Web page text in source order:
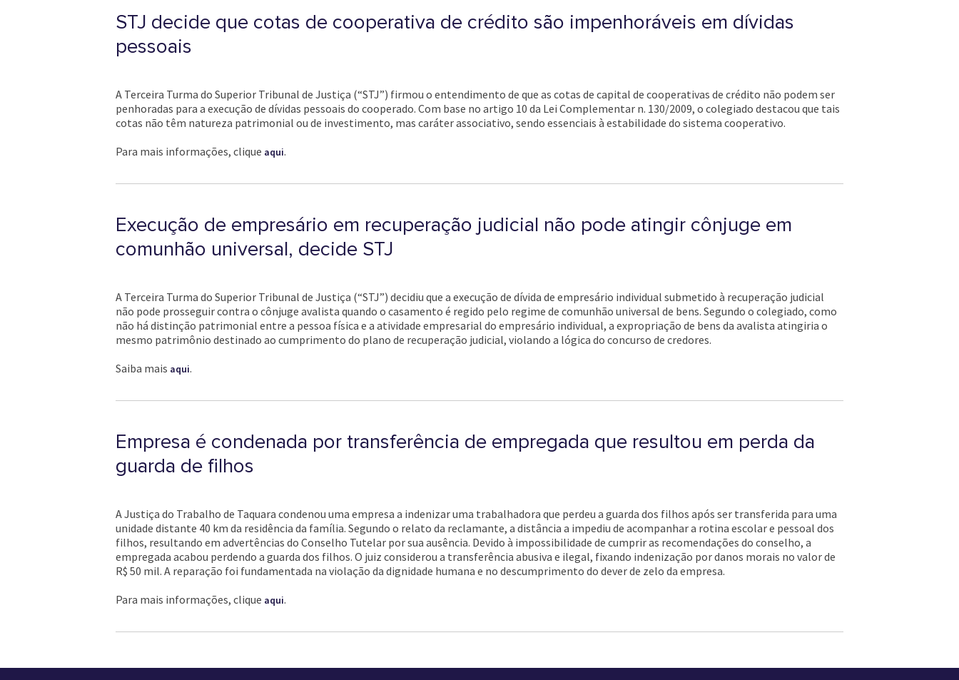
STJ decide que cotas de cooperativa de crédito são impenhoráveis em dívidas
pessoais
A Terceira Turma do Superior Tribunal de Justiça (“STJ”) firmou o entendimento de que as cotas de capital de cooperativas de crédito não podem ser
penhoradas para a execução de dívidas pessoais do cooperado. Com base no artigo 10 da Lei Complementar n. 130/2009, o colegiado destacou que tais
cotas não têm natureza patrimonial ou de investimento, mas caráter associativo, sendo essenciais à estabilidade do sistema cooperativo.
Para mais informações, clique aqui.
Execução de empresário em recuperação judicial não pode atingir cônjuge em
comunhão universal, decide STJ
A Terceira Turma do Superior Tribunal de Justiça (“STJ”) decidiu que a execução de dívida de empresário individual submetido à recuperação judicial
não pode prosseguir contra o cônjuge avalista quando o casamento é regido pelo regime de comunhão universal de bens. Segundo o colegiado, como
não há distinção patrimonial entre a pessoa física e a atividade empresarial do empresário individual, a expropriação de bens da avalista atingiria o
mesmo patrimônio destinado ao cumprimento do plano de recuperação judicial, violando a lógica do concurso de credores.
Saiba mais aqui.
Empresa é condenada por transferência de empregada que resultou em perda da
guarda de filhos
A Justiça do Trabalho de Taquara condenou uma empresa a indenizar uma trabalhadora que perdeu a guarda dos filhos após ser transferida para uma
unidade distante 40 km da residência da família. Segundo o relato da reclamante, a distância a impediu de acompanhar a rotina escolar e pessoal dos
filhos, resultando em advertências do Conselho Tutelar por sua ausência. Devido à impossibilidade de cumprir as recomendações do conselho, a
empregada acabou perdendo a guarda dos filhos. O juiz considerou a transferência abusiva e ilegal, fixando indenização por danos morais no valor de
R$ 50 mil. A reparação foi fundamentada na violação da dignidade humana e no descumprimento do dever de zelo da empresa.
Para mais informações, clique aqui.